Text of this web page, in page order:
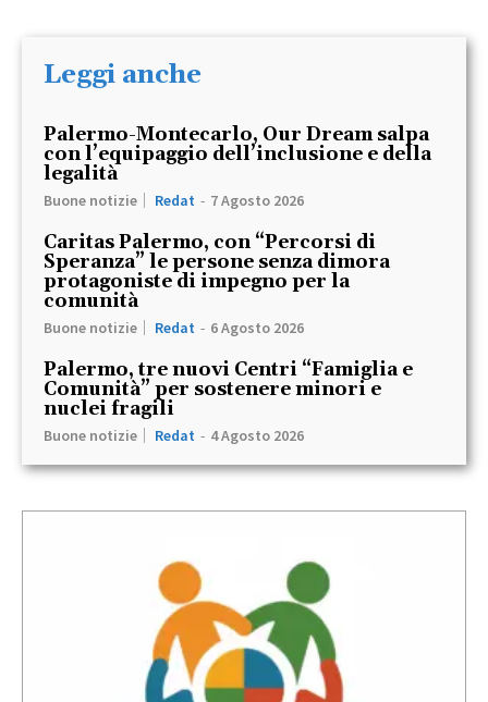
Leggi anche
Palermo-Montecarlo, Our Dream salpa
con l’equipaggio dell’inclusione e della
legalità
Buone notizie Redat - 7 Agosto 2026
Caritas Palermo, con “Percorsi di
Speranza” le persone senza dimora
protagoniste di impegno per la
comunità
Buone notizie Redat - 6 Agosto 2026
Palermo, tre nuovi Centri “Famiglia e
Comunità” per sostenere minori e
nuclei fragili
Buone notizie Redat - 4 Agosto 2026